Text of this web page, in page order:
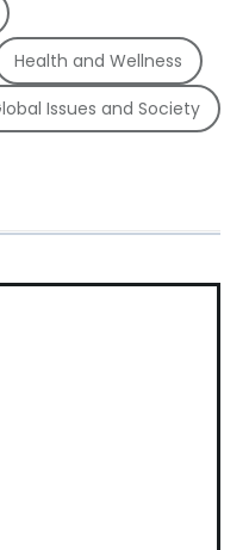
Health and Wellness
Issues and Society